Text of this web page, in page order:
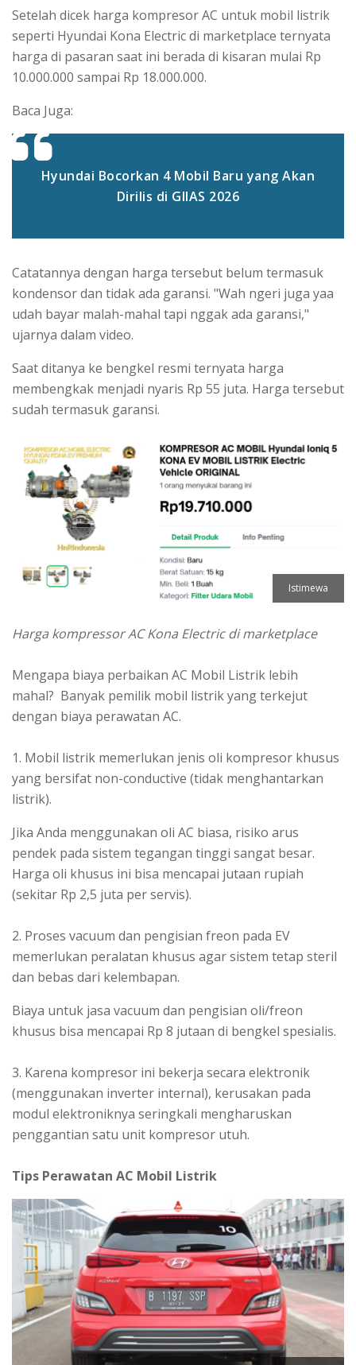
Setelah dicek harga kompresor AC untuk mobil listrik
seperti Hyundai Kona Electric di marketplace ternyata
harga di pasaran saat ini berada di kisaran mulai Rp
10.000.000 sampai Rp 18.000.000.
Baca Juga:
Hyundai Bocorkan 4 Mobil Baru yang Akan
Dirilis di GIIAS 2026
Catatannya dengan harga tersebut belum termasuk
kondensor dan tidak ada garansi. "Wah ngeri juga yaa
udah bayar malah-mahal tapi nggak ada garansi,"
ujarnya dalam video.
Saat ditanya ke bengkel resmi ternyata harga
membengkak menjadi nyaris Rp 55 juta. Harga tersebut
sudah termasuk garansi.
Istimewa
Harga kompressor AC Kona Electric di marketplace
Mengapa biaya perbaikan AC Mobil Listrik lebih
mahal? Banyak pemilik mobil listrik yang terkejut
dengan biaya perawatan AC.
1. Mobil listrik memerlukan jenis oli kompresor khusus
yang bersifat non-conductive (tidak menghantarkan
listrik).
Jika Anda menggunakan oli AC biasa, risiko arus
pendek pada sistem tegangan tinggi sangat besar.
Harga oli khusus ini bisa mencapai jutaan rupiah
(sekitar Rp 2,5 juta per servis).
2. Proses vacuum dan pengisian freon pada EV
memerlukan peralatan khusus agar sistem tetap steril
dan bebas dari kelembapan.
Biaya untuk jasa vacuum dan pengisian oli/freon
khusus bisa mencapai Rp 8 jutaan di bengkel spesialis.
3. Karena kompresor ini bekerja secara elektronik
(menggunakan inverter internal), kerusakan pada
modul elektroniknya seringkali mengharuskan
penggantian satu unit kompresor utuh.
Tips Perawatan AC Mobil Listrik